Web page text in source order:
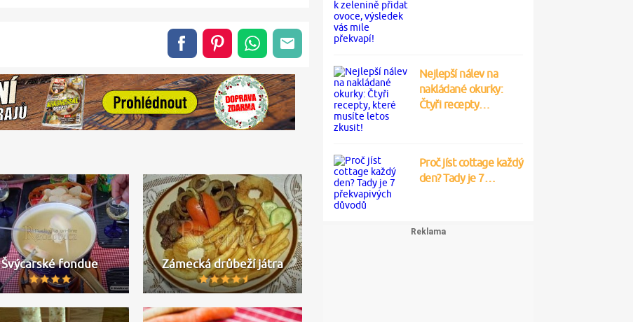
Švýcarské fondue Zámecká drůbeží játra
Nejlepší nálev na
nakládané okurky:
Čtyři recepty…
Proč jíst cottage každý
den? Tady je 7…